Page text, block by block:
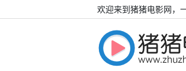
欢迎来到猪猪电影网，